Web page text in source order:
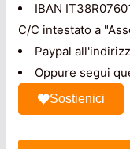
IBAN
C/C intestato a
Paypal
Oppure segui
Sostienici